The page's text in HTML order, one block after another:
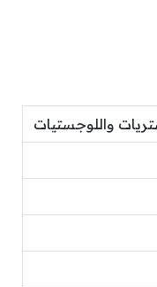
واللوجستيات